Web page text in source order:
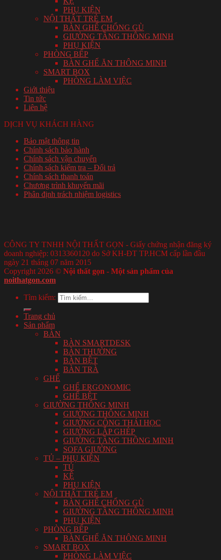
PHỤ KIỆN
NỘI THẤT TRẺ EM
BÀN GHẾ CHỐNG GÙ
GIƯỜNG TẦNG THÔNG MINH
PHỤ KIỆN
PHÒNG BẾP
BÀN GHẾ ĂN THÔNG MINH
SMART BOX
PHÒNG LÀM VIỆC
Giới thiệu
Tin tức
Liên hệ
DỊCH VỤ KHÁCH HÀNG
Bảo mật thông tin
Chính sách bảo hành
Chính sách vận chuyển
Chính sách kiểm tra – Đổi trả
Chính sách thanh toán
Chương trình khuyến mãi
Phân định trách nhiệm logistics
CÔNG TY TNHH NỘI THẤT GỌN - Giấy chứng nhận đăng ký
doanh nghiệp: 0313360120 do Sở KH-ĐT TP.HCM cấp lần đầu
ngày 21 tháng 07 năm 2015
Copyright 2026 © Nội thất gọn - Một sản phẩm của
noithatgon.com
Tìm kiếm:
Trang chủ
Sản phẩm
BÀN
BÀN SMARTDESK
BÀN THƯỜNG
BÀN BỆT
BÀN TRÀ
GHẾ
GHẾ ERGONOMIC
GHẾ BỆT
GIƯỜNG THÔNG MINH
GIƯỜNG THÔNG MINH
GIƯỜNG CÔNG THÁI HỌC
GIƯỜNG LẮP GHÉP
GIƯỜNG TẦNG THÔNG MINH
SOFA GIƯỜNG
TỦ – PHỤ KIỆN
TỦ
KỆ
PHỤ KIỆN
NỘI THẤT TRẺ EM
BÀN GHẾ CHỐNG GÙ
GIƯỜNG TẦNG THÔNG MINH
PHỤ KIỆN
PHÒNG BẾP
BÀN GHẾ ĂN THÔNG MINH
SMART BOX
PHÒNG LÀM VIỆC